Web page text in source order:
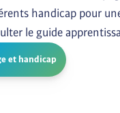
handicap pour
le guide
et handicap